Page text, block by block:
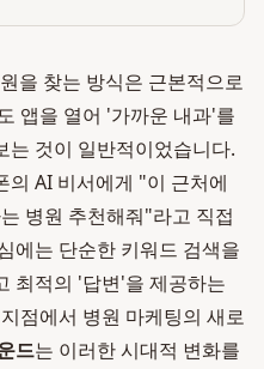
을 찾는 방식은 근본적으로
앱을 열어 '가까운 내과'를
는 것이 일반적이었습니다.
의 AI 비서에게 "이 근처에
병원 추천해줘"라고 직접
에는 단순한 키워드 검색을
최적의 '답변'을 제공하는
점에서 병원 마케팅의 새로
드는 이러한 시대적 변화를